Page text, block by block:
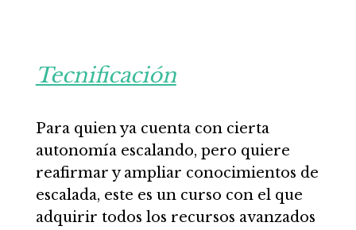
Tecnificación
Para quien ya cuenta con cierta
autonomía escalando, pero quiere
reafirmar y ampliar conocimientos de
escalada, este es un curso con el que
adquirir todos los recursos avanzados